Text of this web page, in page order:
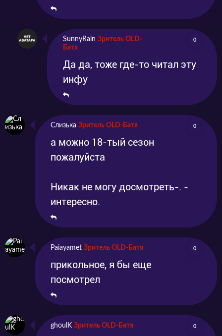
SunnyRain Зритель OLD-
Батя
0
Да да, тоже где-то читал эту
инфу
Слизька Зритель OLD-Батя 0
а можно 18-тый сезон
пожалуйста
Никак не могу досмотреть-. -
интересно.
Paiayamet Зритель OLD-Батя 0
прикольное, я бы еще
посмотрел
ghoulK Зритель OLD-Батя 0